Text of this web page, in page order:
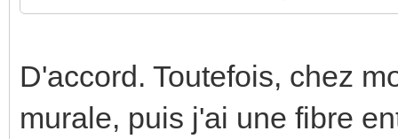
D'accord. Toutefois, chez
murale, puis j'ai une fibre